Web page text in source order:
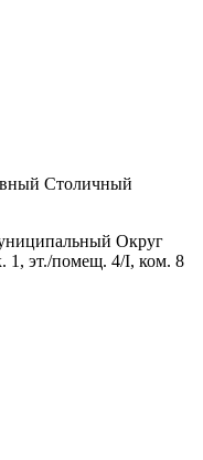
Столичный
Округ
1, эт./помещ. 4/I, ком. 8